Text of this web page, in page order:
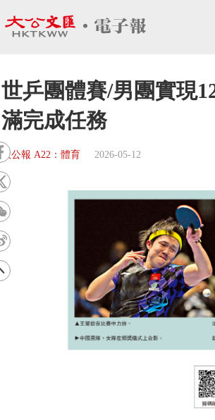
世乒團體賽/男團實現
滿完成任務
大公報 A22：體育 2026-05-12